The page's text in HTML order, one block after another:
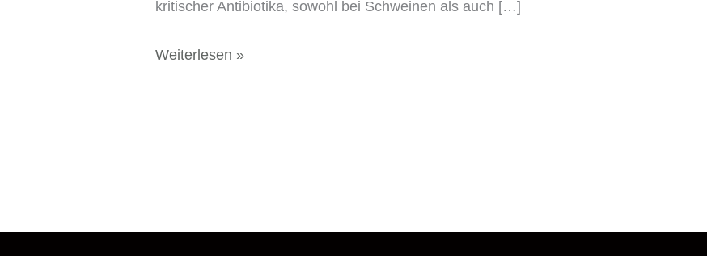
kritischer Antibiotika, sowohl bei Schweinen als auch […]
Weiterlesen »